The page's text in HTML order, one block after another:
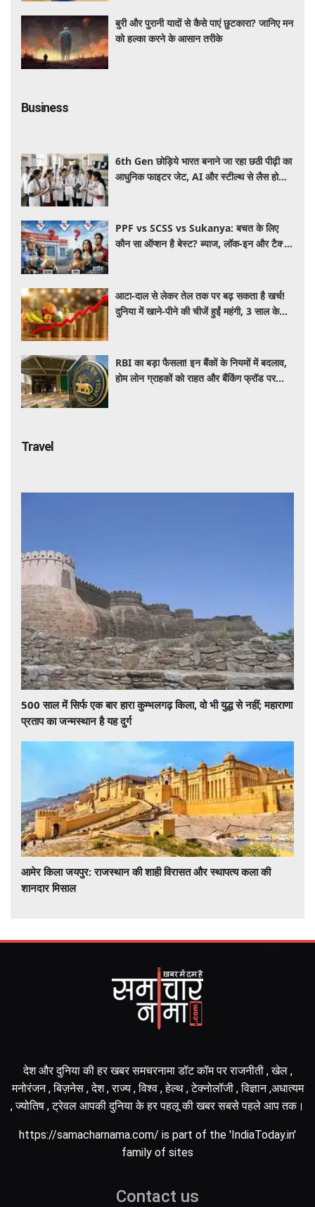
बुरी और पुरानी यादों से कैसे पाएं छुटकारा? जानिए मन
को हल्का करने के आसान तरीके
Business
6th Gen छोड़िये भारत बनाने जा रहा छठी पीढ़ी का
आधुनिक फाइटर जेट, AI और स्टील्थ से लैस होगा
PPF vs SCSS vs Sukanya: बचत के लिए
कौन सा ऑप्शन है बेस्ट? ब्याज, लॉक-इन और टैक्स
आटा-दाल से लेकर तेल तक पर बढ़ सकता है खर्च!
दुनिया में खाने-पीने की चीजें हुईं महंगी, 3 साल के
RBI का बड़ा फैसला! इन बैंकों के नियमों में बदलाव,
होम लोन ग्राहकों को राहत और बैंकिंग फ्रॉड पर
Travel
500 साल में सिर्फ एक बार हारा कुम्भलगढ़ किला, वो भी युद्ध से नहीं; महाराणा
प्रताप का जन्मस्थान है यह दुर्ग
आमेर किला जयपुर: राजस्थान की शाही विरासत और स्थापत्य कला की
शानदार मिसाल
देश और दुनिया की हर खबर समचरनामा डॉट कॉम पर राजनीती , खेल ,
मनोरंजन , बिज़नेस , देश , राज्य , विश्व , हेल्थ , टेक्नोलॉजी , विज्ञान ,अधात्यम
, ज्योतिष , ट्रेवल आपकी दुनिया के हर पहलू की खबर सबसे पहले आप तक।
https://samacharnama.com/ is part of the 'IndiaToday.in'
family of sites
Contact us